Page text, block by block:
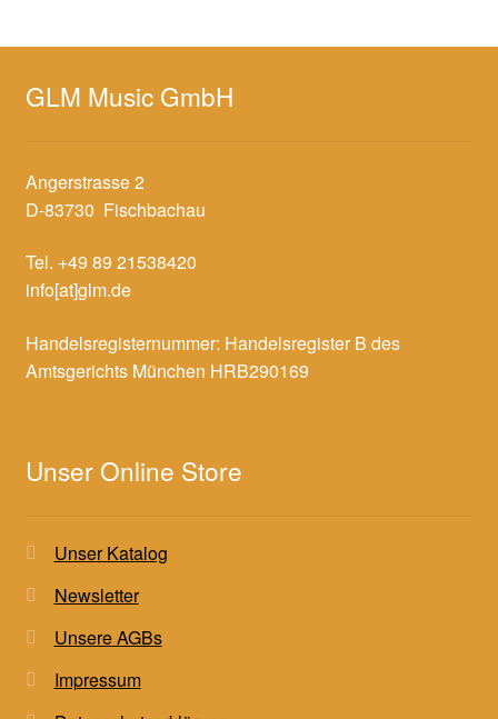
GLM Music GmbH
Angerstrasse 2
D-83730 Fischbachau
Tel. +49 89 21538420
info[at]glm.de
Handelsregisternummer: Handelsregister B des
Amtsgerichts München HRB290169
Unser Online Store
Unser Katalog
Newsletter
Unsere AGBs
Impressum